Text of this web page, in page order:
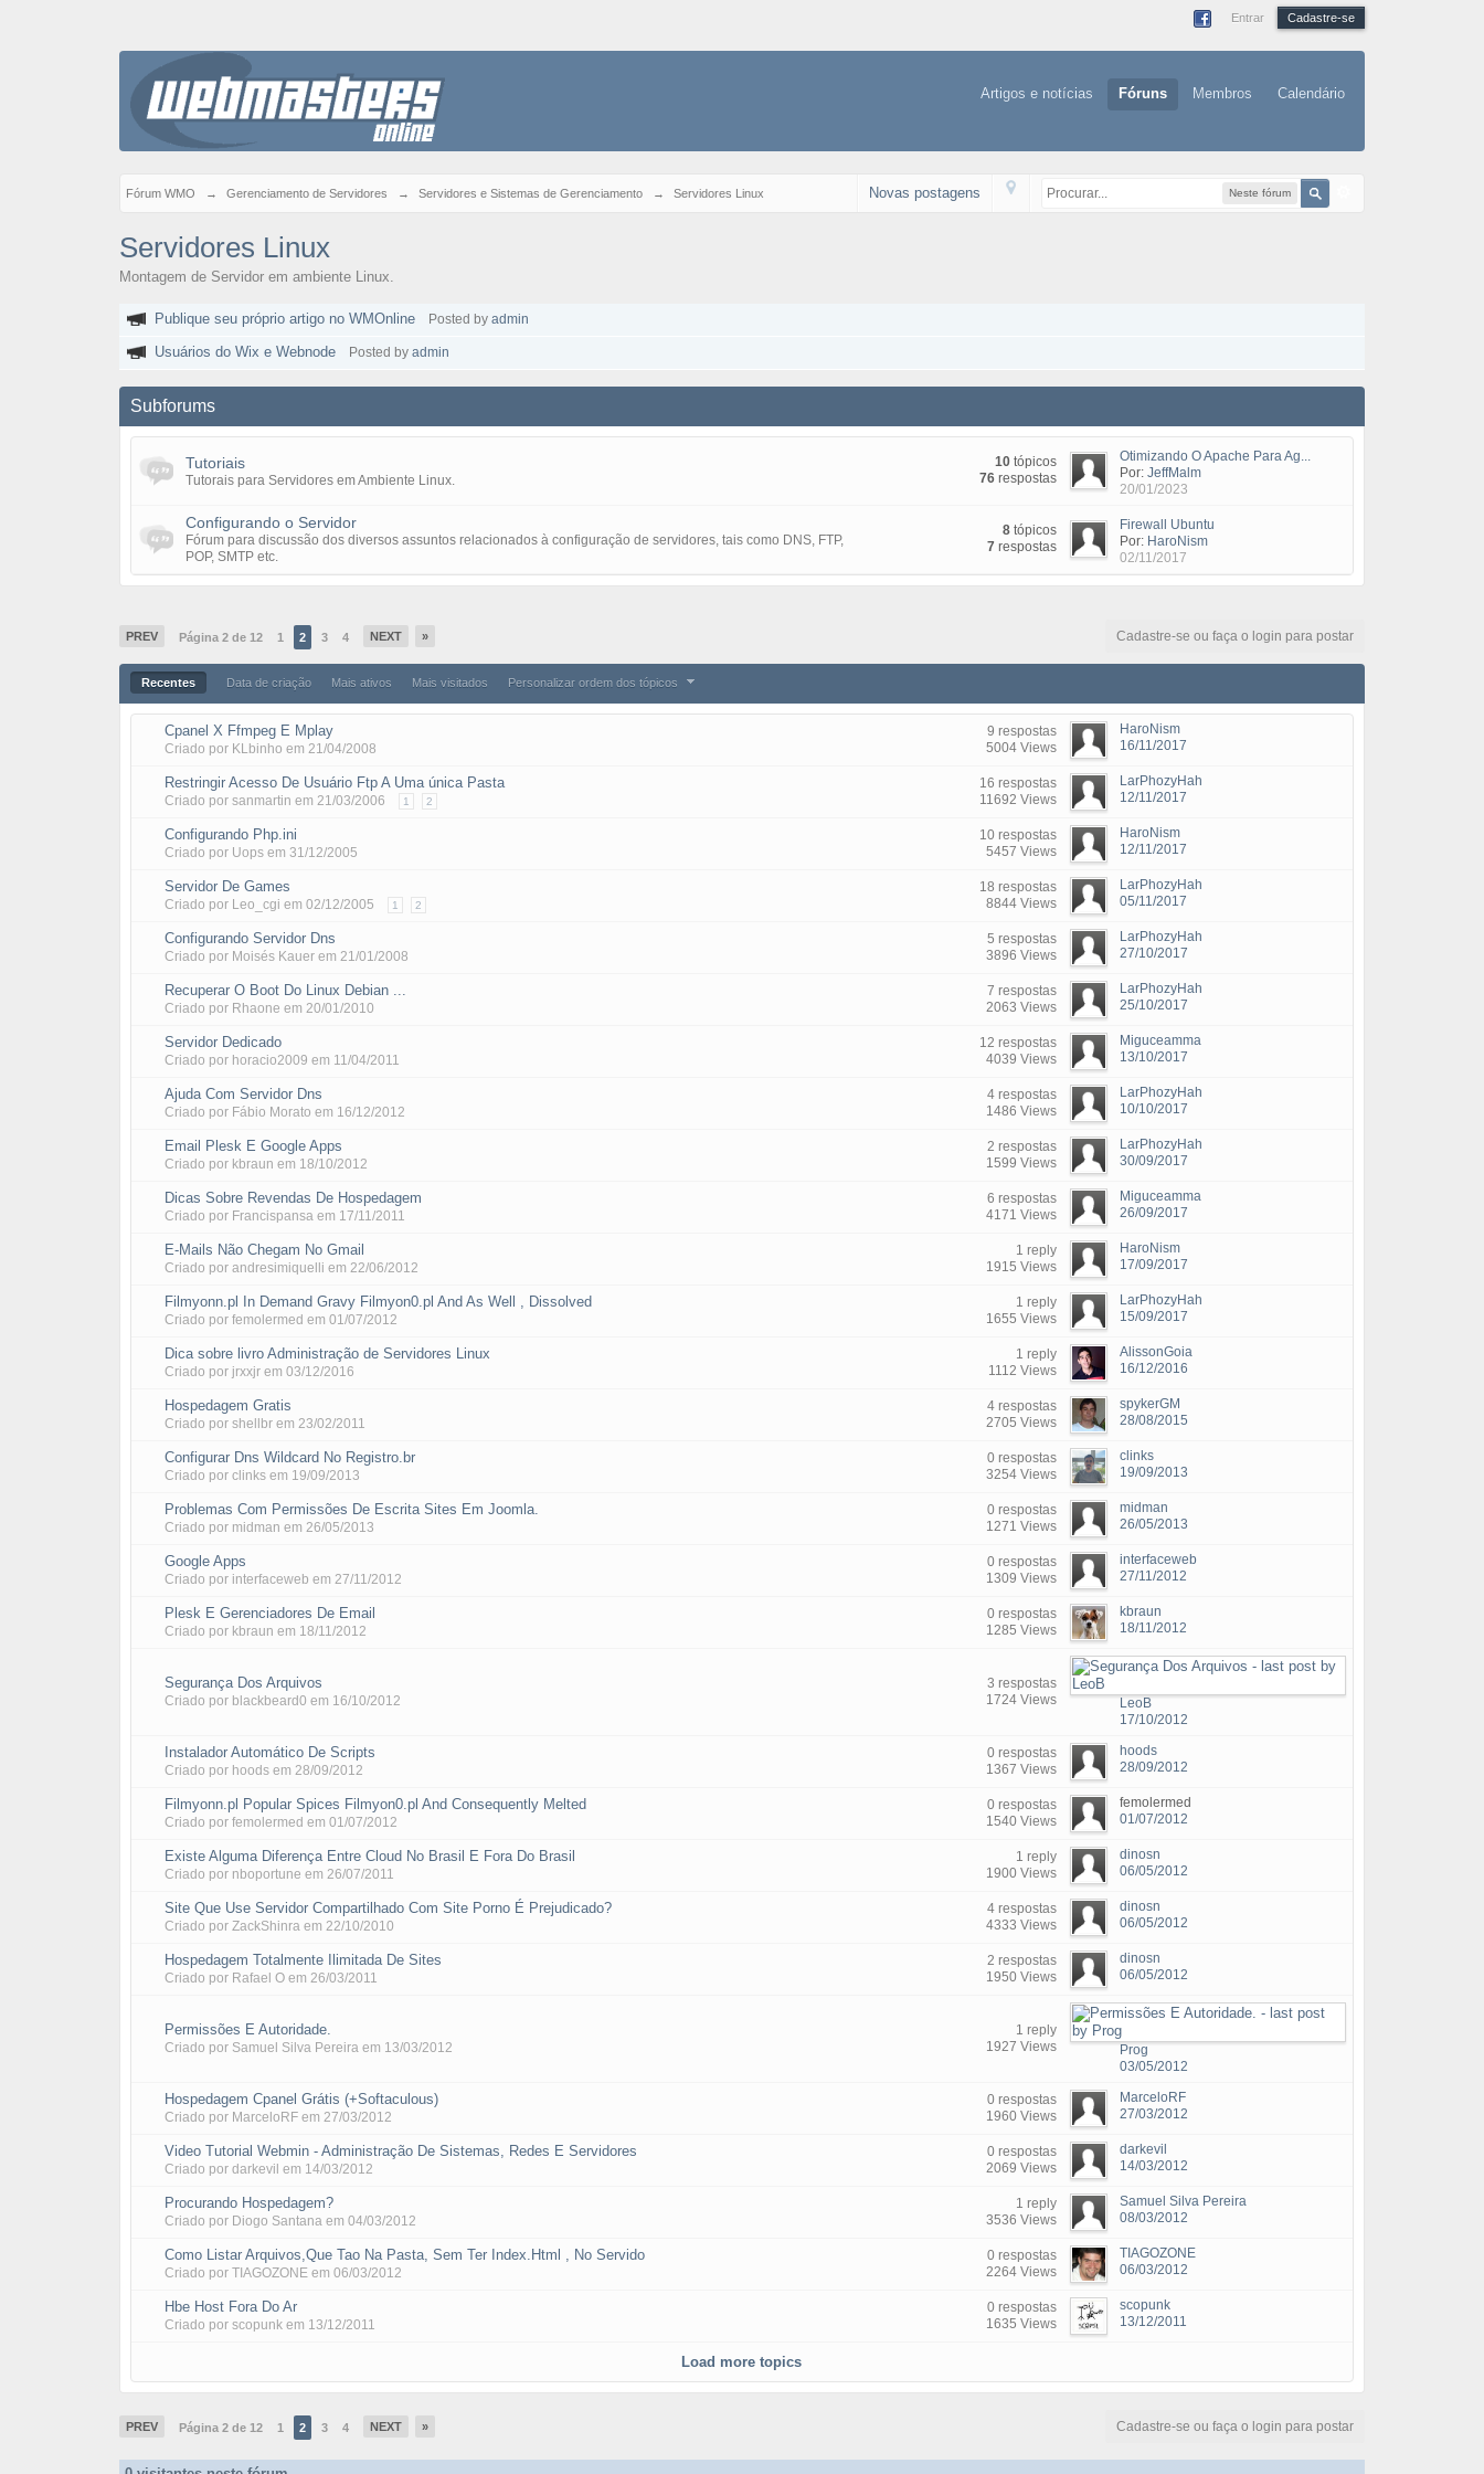
Entrar Cadastre-se
Artigos e notícias Fóruns Membros Calendário
Fórum WMO → Gerenciamento de Servidores → Servidores e Sistemas de Gerenciamento → Servidores Linux Neste fórum
Novas postagens
Servidores Linux
Montagem de Servidor em ambiente Linux.
Publique seu próprio artigo no WMOnline Posted by admin
Usuários do Wix e Webnode Posted by admin
Subforums
Tutoriais
Tutorais para Servidores em Ambiente Linux.
10tópicos
76respostas
Otimizando O Apache Para Ag...
Por: JeffMalm
20/01/2023
Configurando o Servidor
Fórum para discussão dos diversos assuntos relacionados à configuração de servidores, tais como DNS, FTP,
POP, SMTP etc.
8tópicos
7 respostas
Firewall Ubuntu
Por: HaroNism
02/11/2017
PREV Página 2 de 12 1 2 3 4 NEXT » Cadastre-se ou faça o login para postar
Recentes Data de criação Mais ativos Mais visitados Personalizar ordem dos tópicos
Cpanel X Ffmpeg E Mplay
Criado por KLbinho em 21/04/2008
9 respostas
5004 Views
HaroNism
16/11/2017
Restringir Acesso De Usuário Ftp A Uma única Pasta
Criado por sanmartin em 21/03/2006 1 2
16 respostas
11692 Views
LarPhozyHah
12/11/2017
Configurando Php.ini
Criado por Uopsem 31/12/2005
10 respostas
5457 Views
HaroNism
12/11/2017
Servidor De Games
Criado por Leo_cgi em 02/12/2005 1 2
18 respostas
8844 Views
LarPhozyHah
05/11/2017
Configurando Servidor Dns
Criado por Moisés Kauerem 21/01/2008
5 respostas
3896 Views
LarPhozyHah
27/10/2017
Recuperar O Boot Do Linux Debian ...
Criado por Rhaone em 20/01/2010
7 respostas
2063 Views
LarPhozyHah
25/10/2017
Servidor Dedicado
Criado por horacio2009 em 11/04/2011
12 respostas
4039 Views
Miguceamma
13/10/2017
Ajuda Com Servidor Dns
Criado por Fábio Morato em 16/12/2012
4 respostas
1486 Views
LarPhozyHah
10/10/2017
Email Plesk E Google Apps
Criado por kbraun em 18/10/2012
2 respostas
1599 Views
LarPhozyHah
30/09/2017
Dicas Sobre Revendas De Hospedagem
Criado por Francispansaem 17/11/2011
6 respostas
4171 Views
Miguceamma
26/09/2017
E-Mails Não Chegam No Gmail
Criado por andresimiquelli em 22/06/2012
1 reply
1915 Views
HaroNism
17/09/2017
Filmyonn.pl In Demand Gravy Filmyon0.pl And As Well , Dissolved
Criado por femolermed em 01/07/2012
1 reply
1655 Views
LarPhozyHah
15/09/2017
Dica sobre livro Administração de Servidores Linux
Criado por jrxxjrem 03/12/2016
1 reply
1112 Views
AlissonGoia
16/12/2016
Hospedagem Gratis
Criado por shellbrem 23/02/2011
4 respostas
2705 Views
spykerGM
28/08/2015
Configurar Dns Wildcard No Registro.br
Criado por clinksem 19/09/2013
0 respostas
3254 Views
clinks
19/09/2013
Problemas Com Permissões De Escrita Sites Em Joomla.
Criado por midman em 26/05/2013
0 respostas
1271 Views
midman
26/05/2013
Google Apps
Criado por interfaceweb em 27/11/2012
0 respostas
1309 Views
interfaceweb
27/11/2012
Plesk E Gerenciadores De Email
Criado por kbraun em 18/11/2012
0 respostas
1285 Views
kbraun
18/11/2012
Segurança Dos Arquivos
Criado por blackbeard0 em 16/10/2012
3 respostas
1724 Views
LeoB
17/10/2012
Instalador Automático De Scripts
Criado por hoodsem 28/09/2012
0 respostas
1367 Views
hoods
28/09/2012
Filmyonn.pl Popular Spices Filmyon0.pl And Consequently Melted
Criado por femolermed em 01/07/2012
0 respostas
1540 Views
femolermed
01/07/2012
Existe Alguma Diferença Entre Cloud No Brasil E Fora Do Brasil
Criado por nboportune em 26/07/2011
1 reply
1900 Views
dinosn
06/05/2012
Site Que Use Servidor Compartilhado Com Site Porno É Prejudicado?
Criado por ZackShinraem 22/10/2010
4 respostas
4333 Views
dinosn
06/05/2012
Hospedagem Totalmente Ilimitada De Sites
Criado por Rafael Oem 26/03/2011
2 respostas
1950 Views
dinosn
06/05/2012
Permissões E Autoridade.
Criado por Samuel Silva Pereiraem 13/03/2012
1 reply
1927 Views
Prog
03/05/2012
Hospedagem Cpanel Grátis (+Softaculous)
Criado por MarceloRFem 27/03/2012
0 respostas
1960 Views
MarceloRF
27/03/2012
Video Tutorial Webmin - Administração De Sistemas, Redes E Servidores
Criado por darkevil em 14/03/2012
0 respostas
2069 Views
darkevil
14/03/2012
Procurando Hospedagem?
Criado por Diogo Santanaem 04/03/2012
1 reply
3536 Views
Samuel Silva Pereira
08/03/2012
Como Listar Arquivos,Que Tao Na Pasta, Sem Ter Index.Html , No Servido
Criado por TIAGOZONEem 06/03/2012
0 respostas
2264 Views
TIAGOZONE
06/03/2012
Hbe Host Fora Do Ar
Criado por scopunkem 13/12/2011
0 respostas
1635 Views
scopunk
13/12/2011
Load more topics
PREV Página 2 de 12 1 2 3 4 NEXT » Cadastre-se ou faça o login para postar